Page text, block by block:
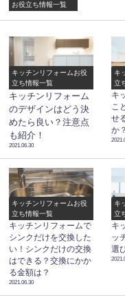
お役立ち情報一覧
キッチンリフォームお役
立ち情報一覧
キッチンリフォーム
のデザインはどう決
めたら良い？注意点
も紹介！
2021.06.30
キ
立
キ
こ
せ
か？
キッチンリフォームお役
立ち情報一覧
キッチンリフォームで
シンクだけを交換した
い！シンクだけの交換
はできる？交換にかか
る金額は？
2021.06.30
キ
立
キ
ッ
選